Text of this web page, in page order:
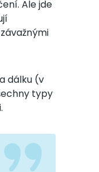
Ale jde
dálku (v
typy